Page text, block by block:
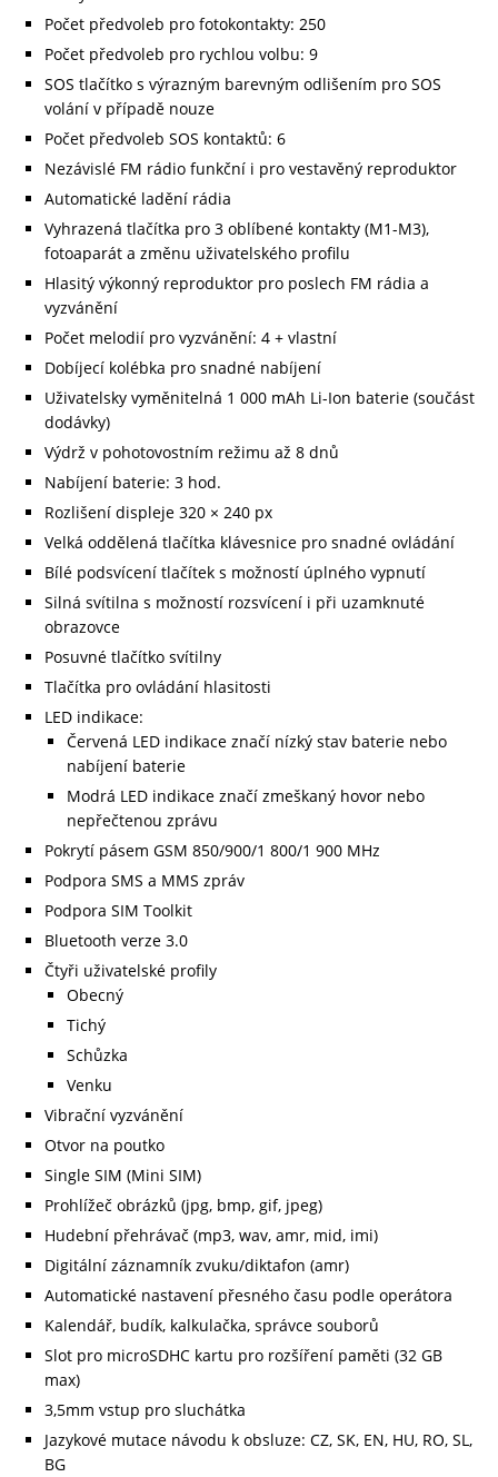
Počet předvoleb pro fotokontakty: 250
Počet předvoleb pro rychlou volbu: 9
SOS tlačítko s výrazným barevným odlišením pro SOS
volání v případě nouze
Počet předvoleb SOS kontaktů: 6
Nezávislé FM rádio funkční i pro vestavěný reproduktor
Automatické ladění rádia
Vyhrazená tlačítka pro 3 oblíbené kontakty (M1-M3),
fotoaparát a změnu uživatelského profilu
Hlasitý výkonný reproduktor pro poslech FM rádia a
vyzvánění
Počet melodií pro vyzvánění: 4 + vlastní
Dobíjecí kolébka pro snadné nabíjení
Uživatelsky vyměnitelná 1 000 mAh Li-Ion baterie (součást
dodávky)
Výdrž v pohotovostním režimu až 8 dnů
Nabíjení baterie: 3 hod.
Rozlišení displeje 320 × 240 px
Velká oddělená tlačítka klávesnice pro snadné ovládání
Bílé podsvícení tlačítek s možností úplného vypnutí
Silná svítilna s možností rozsvícení i při uzamknuté
obrazovce
Posuvné tlačítko svítilny
Tlačítka pro ovládání hlasitosti
LED indikace:
Červená LED indikace značí nízký stav baterie nebo
nabíjení baterie
Modrá LED indikace značí zmeškaný hovor nebo
nepřečtenou zprávu
Pokrytí pásem GSM 850/900/1 800/1 900 MHz
Podpora SMS a MMS zpráv
Podpora SIM Toolkit
Bluetooth verze 3.0
Čtyři uživatelské profily
Obecný
Tichý
Schůzka
Venku
Vibrační vyzvánění
Otvor na poutko
Single SIM (Mini SIM)
Prohlížeč obrázků (jpg, bmp, gif, jpeg)
Hudební přehrávač (mp3, wav, amr, mid, imi)
Digitální záznamník zvuku/diktafon (amr)
Automatické nastavení přesného času podle operátora
Kalendář, budík, kalkulačka, správce souborů
Slot pro microSDHC kartu pro rozšíření paměti (32 GB
max)
3,5mm vstup pro sluchátka
Jazykové mutace návodu k obsluze: CZ, SK, EN, HU, RO, SL,
BG